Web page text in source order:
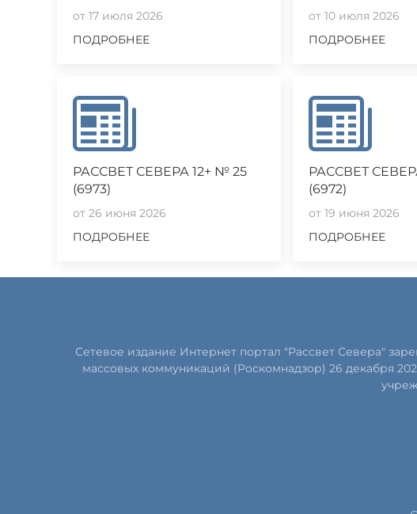
от 17 июля 2026
ПОДРОБНЕЕ
от 10 июля 2026
ПОДРОБНЕЕ
РАССВЕТ СЕВЕРА 12+ № 25
(6973)
от 26 июня 2026
ПОДРОБНЕЕ
РАССВЕТ
(6972)
от 19 июня 2026
ПОДРОБНЕЕ
Сетевое издание Интернет портал "Рассвет Севера"
массовых коммуникаций (Роскомнадзор) 26 декабря